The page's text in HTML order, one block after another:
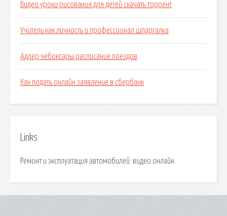
Видео уроки рисования для детей скачать торрент
Учитель как личность и профессионал шпаргалка
Адлер чебоксары расписание поездов
Как подать онлайн заявление в сбербанк
Links
Ремонт и эксплуатация автомобилей: видео онлайн.